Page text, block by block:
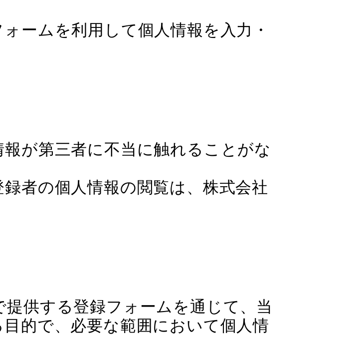
ームを利用して個人情報を入力・
が第三者に不当に触れることがな
者の個人情報の閲覧は、株式会社
供する登録フォームを通じて、当
的で、必要な範囲において個人情